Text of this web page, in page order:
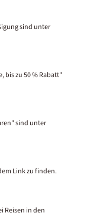
sind unter
bis zu 50 % Rabatt"
sind unter
Link zu finden.
Reisen in den